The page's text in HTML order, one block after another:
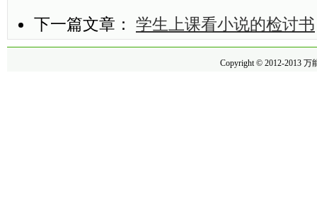
下一篇文章： 学生上课看小说的检讨书
Copyright © 2012-2013 万